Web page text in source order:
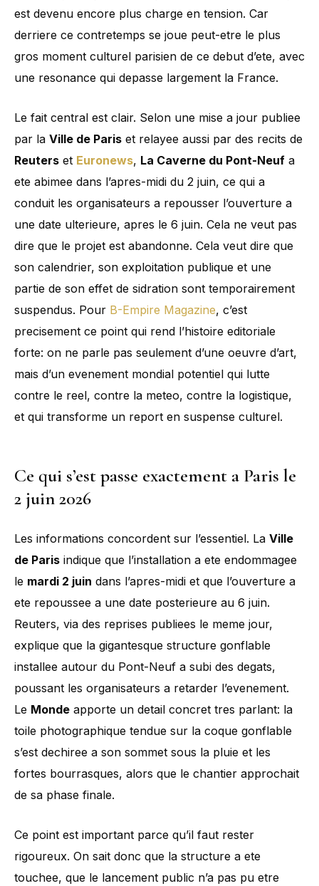
est devenu encore plus charge en tension. Car
derriere ce contretemps se joue peut-etre le plus
gros moment culturel parisien de ce debut d’ete, avec
une resonance qui depasse largement la France.
Le fait central est clair. Selon une mise a jour publiee
par la Ville de Paris et relayee aussi par des recits de
Reuters et Euronews, La Caverne du Pont-Neuf a
ete abimee dans l’apres-midi du 2 juin, ce qui a
conduit les organisateurs a repousser l’ouverture a
une date ulterieure, apres le 6 juin. Cela ne veut pas
dire que le projet est abandonne. Cela veut dire que
son calendrier, son exploitation publique et une
partie de son effet de sidration sont temporairement
suspendus. Pour B-Empire Magazine, c’est
precisement ce point qui rend l’histoire editoriale
forte: on ne parle pas seulement d’une oeuvre d’art,
mais d’un evenement mondial potentiel qui lutte
contre le reel, contre la meteo, contre la logistique,
et qui transforme un report en suspense culturel.
Ce qui s’est passe exactement a Paris le
2 juin 2026
Les informations concordent sur l’essentiel. La Ville
de Paris indique que l’installation a ete endommagee
le mardi 2 juin dans l’apres-midi et que l’ouverture a
ete repoussee a une date posterieure au 6 juin.
Reuters, via des reprises publiees le meme jour,
explique que la gigantesque structure gonflable
installee autour du Pont-Neuf a subi des degats,
poussant les organisateurs a retarder l’evenement.
Le Monde apporte un detail concret tres parlant: la
toile photographique tendue sur la coque gonflable
s’est dechiree a son sommet sous la pluie et les
fortes bourrasques, alors que le chantier approchait
de sa phase finale.
Ce point est important parce qu’il faut rester
rigoureux. On sait donc que la structure a ete
touchee, que le lancement public n’a pas pu etre